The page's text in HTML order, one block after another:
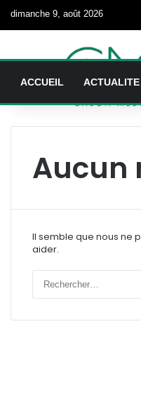
dimanche 9, août 2026
ACCUEIL ACTUALITE
Aucun
Il semble que nous ne
aider.